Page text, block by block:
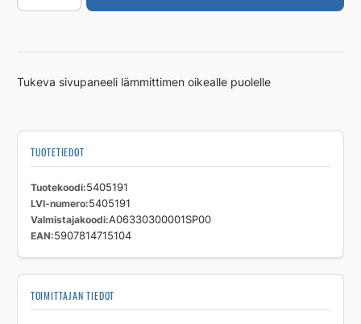
Tarvikkeet
33/
oik.
Tukeva sivupaneeli lämmittimen oikealle puolelle
TUOTETIEDOT
Tuotekoodi 5405191
LVI-numero 5405191
Valmistajakoodi A06330300001SP00
EAN 5907814715104
TOIMITTAJAN TIEDOT